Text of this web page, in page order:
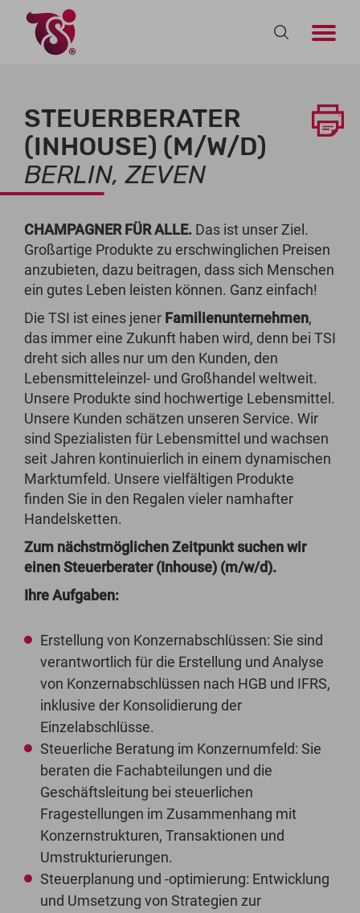
STEUERBERATER
(INHOUSE) (M/W/D)
BERLIN, ZEVEN
CHAMPAGNER FÜR ALLE. Das ist unser Ziel.
Großartige Produkte zu erschwinglichen Preisen
anzubieten, dazu beitragen, dass sich Menschen
ein gutes Leben leisten können. Ganz einfach!
Die TSI ist eines jener Familienunternehmen,
das immer eine Zukunft haben wird, denn bei TSI
dreht sich alles nur um den Kunden, den
Lebensmitteleinzel- und Großhandel weltweit.
Unsere Produkte sind hochwertige Lebensmittel.
Unsere Kunden schätzen unseren Service. Wir
sind Spezialisten für Lebensmittel und wachsen
seit Jahren kontinuierlich in einem dynamischen
Marktumfeld. Unsere vielfältigen Produkte
finden Sie in den Regalen vieler namhafter
Handelsketten.
Zum nächstmöglichen Zeitpunkt suchen wir
einen Steuerberater (Inhouse) (m/w/d).
Ihre Aufgaben:
Erstellung von Konzernabschlüssen: Sie sind
verantwortlich für die Erstellung und Analyse
von Konzernabschlüssen nach HGB und IFRS,
inklusive der Konsolidierung der
Einzelabschlüsse.
Steuerliche Beratung im Konzernumfeld: Sie
beraten die Fachabteilungen und die
Geschäftsleitung bei steuerlichen
Fragestellungen im Zusammenhang mit
Konzernstrukturen, Transaktionen und
Umstrukturierungen.
Steuerplanung und -optimierung: Entwicklung
und Umsetzung von Strategien zur